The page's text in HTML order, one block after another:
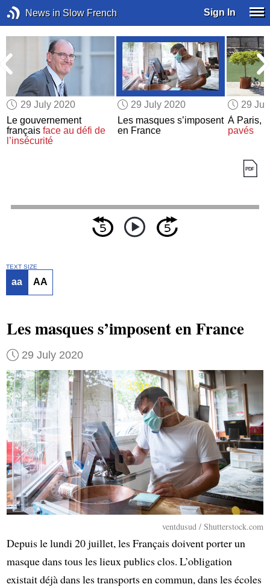
News in Slow French Sign In
29 July 2020
Le gouvernement
françaisface au défi de
l’insécurité
29 July 2020
Les masques s’imposent
en France
29
À Paris,
pavés
TEXT SIZE
aa AA
Les masques s’imposent en France
29 July 2020
ventdusud / Shutterstock.com
Depuis le lundi 20 juillet, les Français doivent porter un
masque dans tous les lieux publics clos. L’obligation
existait déjà dans les transports en commun, dans les écoles